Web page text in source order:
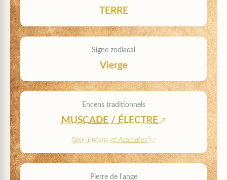
TERRE
Signe zodiacal
Vierge
Encens traditionnels
MUSCADE / ÉLECTRE
(Voir 'Encens et Aromates')
Pierre de l'ange